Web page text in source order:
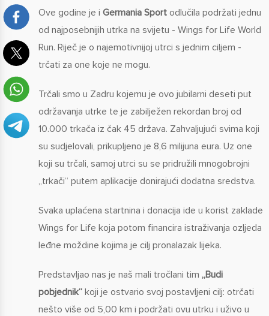
Ove godine je i Germania Sport odlučila podržati jednu
od najposebnijih utrka na svijetu - Wings for Life World
Run. Riječ je o najemotivnijoj utrci s jednim ciljem -
trčati za one koje ne mogu.
Trčali smo u Zadru kojemu je ovo jubilarni deseti put
održavanja utrke te je zabilježen rekordan broj od
10.000 trkača iz čak 45 država. Zahvaljujući svima koji
su sudjelovali, prikupljeno je 8,6 milijuna eura. Uz one
koji su trčali, samoj utrci su se pridružili mnogobrojni
„trkači“ putem aplikacije donirajući dodatna sredstva.
Svaka uplaćena startnina i donacija ide u korist zaklade
Wings for Life koja potom financira istraživanja ozljeda
leđne moždine kojima je cilj pronalazak lijeka.
Predstavljao nas je naš mali tročlani tim „Budi
pobjednik“koji je ostvario svoj postavljeni cilj: otrčati
nešto više od 5,00 km i podržati ovu utrku i uživo u